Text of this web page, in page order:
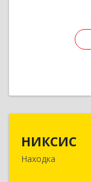
НИКСИС
Находка